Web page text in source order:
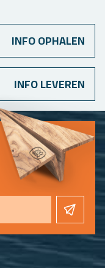
INFO OPHALEN
INFO LEVEREN